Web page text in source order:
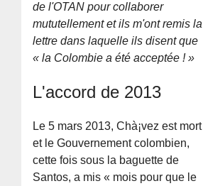
de l'OTAN pour collaborer
mututellement et ils m'ont remis la
lettre dans laquelle ils disent que
« la Colombie a été acceptée ! »
L'accord de 2013
Le 5 mars 2013, Chà¡vez est mort
et le Gouvernement colombien,
cette fois sous la baguette de
Santos, a mis « mois pour que le